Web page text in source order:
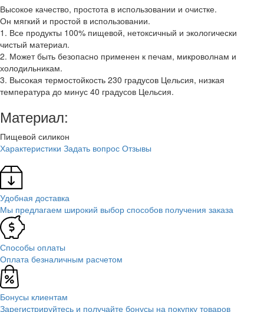
Высокое качество, простота в использовании и очистке.
Он мягкий и простой в использовании.
1. Все продукты 100% пищевой, нетоксичный и экологически
чистый материал.
2. Может быть безопасно применен к печам, микроволнам и
холодильникам.
3. Высокая термостойкость 230 градусов Цельсия, низкая
температура до минус 40 градусов Цельсия.
Материал:
Пищевой силикон
Характеристики Задать вопрос Отзывы
Удобная доставка
Мы предлагаем широкий выбор способов получения заказа
Способы оплаты
Оплата безналичным расчетом
Бонусы клиентам
Зарегистрируйтесь и получайте бонусы на покупку товаров